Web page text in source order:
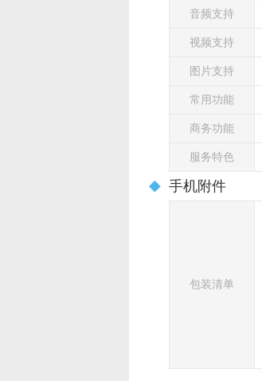
音频支持
视频支持
图片支持
常用功能
商务功能
服务特色
手机附件
包装清单